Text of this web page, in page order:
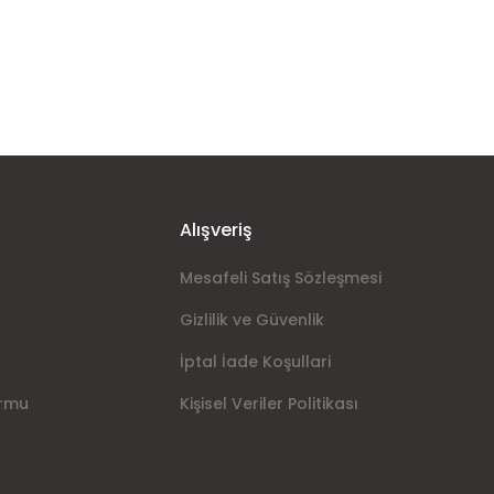
Alışveriş
Mesafeli Satış Sözleşmesi
Gizlilik ve Güvenlik
İptal İade Koşullari
Kişisel Veriler Politikası